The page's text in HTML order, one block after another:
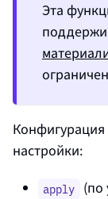
Эта
Конфигурация
настройки:
apply (по